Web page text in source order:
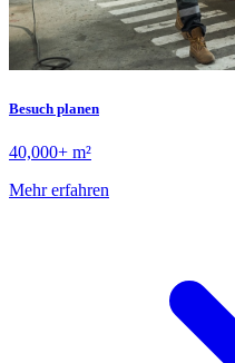
Besuch planen
40,000+ m²
Mehr erfahren